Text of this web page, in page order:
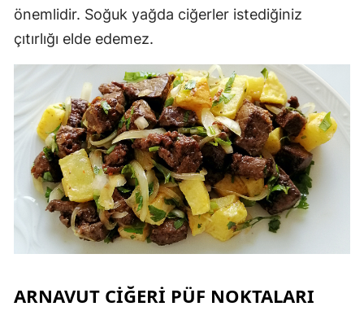
önemlidir. Soğuk yağda ciğerler istediğiniz
çıtırlığı elde edemez.
ARNAVUT CIĞERI PÜF NOKTALARI